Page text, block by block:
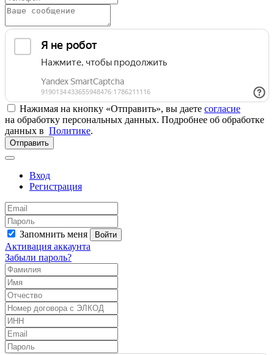
Нажимая на кнопку «Отправить», вы даете согласие
на обработку персональных данных. Подробнее об обработке
данных в Политике.
Отправить
Вход
Регистрация
Запомнить меня Войти
Активация аккаунта
Забыли пароль?